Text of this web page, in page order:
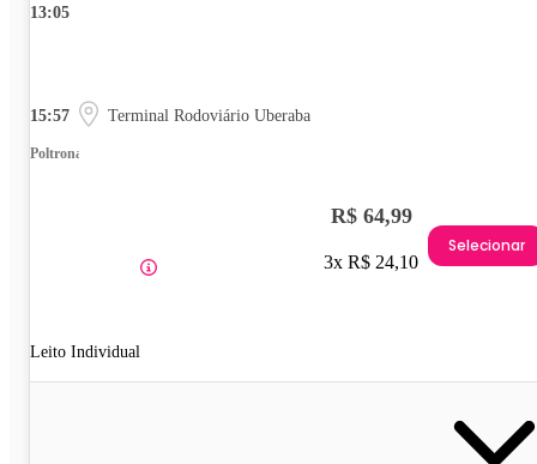
13:05
15:57 Terminal Rodoviário Uberaba
Poltrona
Leito Individual
R$ 64,99
3x R$ 24,10
Selecionar